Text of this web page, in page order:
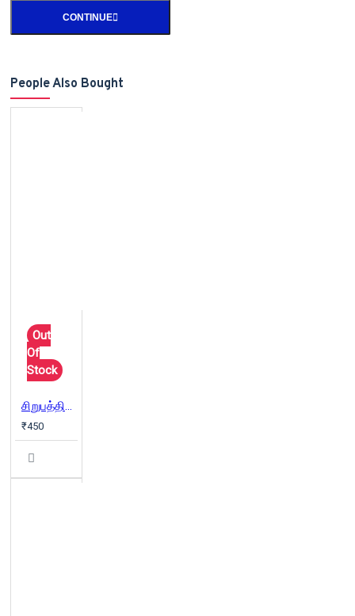
CONTINUE
People Also Bought
Out
Of
Stock
சிறுபத்திரிக்கை 3&4 (Combo)
₹450